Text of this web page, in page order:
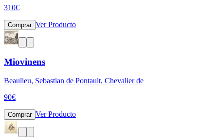
310€
Comprar Ver Producto
Miovinens
Beaulieu, Sebastian de Pontault, Chevalier de
90€
Comprar Ver Producto